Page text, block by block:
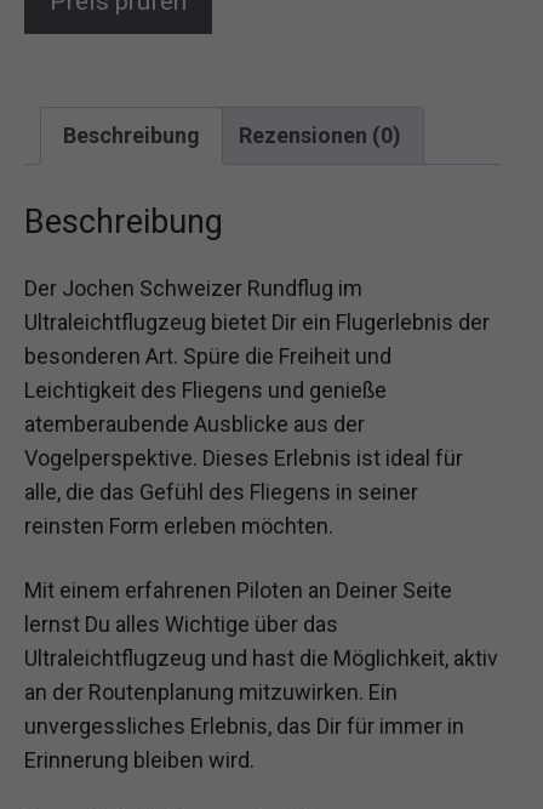
Beschreibung Rezensionen (0)
Beschreibung
Der Jochen Schweizer Rundflug im
Ultraleichtflugzeug bietet Dir ein Flugerlebnis der
besonderen Art. Spüre die Freiheit und
Leichtigkeit des Fliegens und genieße
atemberaubende Ausblicke aus der
Vogelperspektive. Dieses Erlebnis ist ideal für
alle, die das Gefühl des Fliegens in seiner
reinsten Form erleben möchten.
Mit einem erfahrenen Piloten an Deiner Seite
lernst Du alles Wichtige über das
Ultraleichtflugzeug und hast die Möglichkeit, aktiv
an der Routenplanung mitzuwirken. Ein
unvergessliches Erlebnis, das Dir für immer in
Erinnerung bleiben wird.